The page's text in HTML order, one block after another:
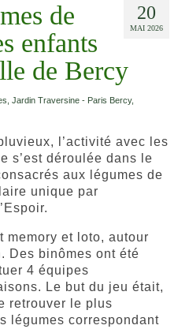
20
MAI 2026
de
enfants
de Bercy
Jardin Traversine - Paris Bercy,
l’activité avec les
s’est déroulée dans le
aux légumes de
unique par
memory et loto, autour
Des binômes ont été
4 équipes
Le but du jeu était,
retrouver le plus
légumes correspondant